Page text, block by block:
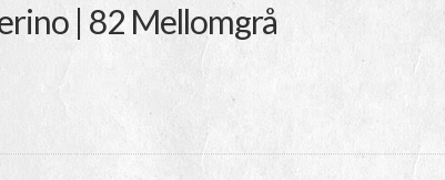
| 82 Mellomgrå